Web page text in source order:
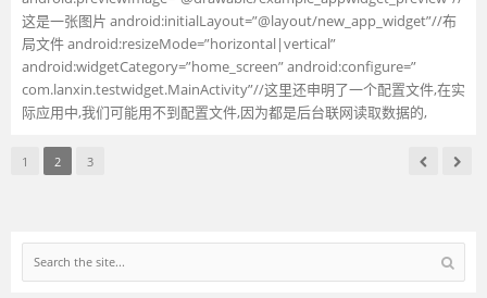
这是一张图片 android:initialLayout=”@layout/new_app_widget”//布
局文件 android:resizeMode=”horizontal|vertical”
android:widgetCategory=”home_screen” android:configure=”
com.lanxin.testwidget.MainActivity”//这里还申明了一个配置文件,在实
际应用中,我们可能用不到配置文件,因为都是后台联网读取数据的,
1 2 3